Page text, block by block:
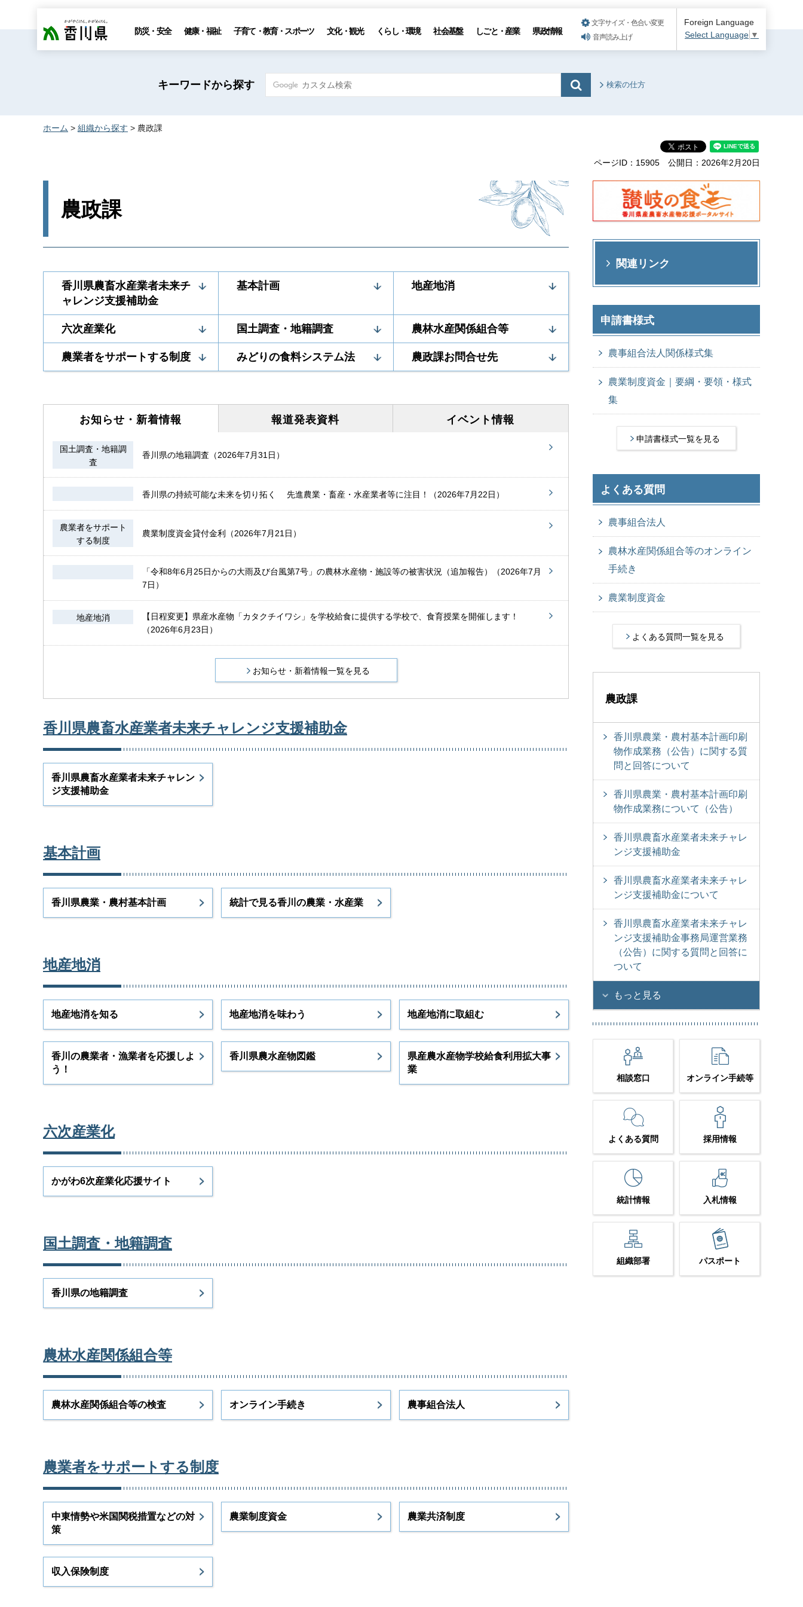
香川県 防災・安全 健康・福祉 子育て・教育・スポーツ 文化・観光 くらし・環境 社会基盤 しごと・産業 県政情報
文字サイズ・色合い変更
音声読み上げ
Foreign Language
Select Language ▼
キーワードから探す 検索の仕方
ホーム > 組織から探す > 農政課
ページID：15905 公開日：2026年2月20日
農政課
香川県農畜水産業者未来チ
ャレンジ支援補助金
基本計画 地産地消
六次産業化 国土調査・地籍調査 農林水産関係組合等
農業者をサポートする制度 みどりの食料システム法 農政課お問合せ先
お知らせ・ 新着情報
国土調査・地籍調
査
香川県の地籍調査（2026年7月31日）
香川県の持続可能な未来を切り拓く 先進農業・畜産・水産業者等に注目！（2026年7月22日）
農業者をサポート
する制度
農業制度資金貸付金利（2026年7月21日）
「令和8年6月25日からの大雨及び台風第7号」の農林水産物・施設等の被害状況（追加報告）（2026年7月
7日）
地産地消
【日程変更】県産水産物「カタクチイワシ」を学校給食に提供する学校で、食育授業を開催します！
（2026年6月23日）
お知らせ・新着情報一覧を見る
報道発表資料 イベント情報
香川県農畜水産業者未来チャレンジ支援補助金
香川県農畜水産業者未来チャレン
ジ支援補助金
基本計画
香川県農業・農村基本計画 統計で見る香川の農業・水産業
地産地消
地産地消を知る 地産地消を味わう 地産地消に取組む
香川の農業者・漁業者を応援しよ
う！
香川県農水産物図鑑
県産農水産物学校給食利用拡大事
業
六次産業化
かがわ6次産業化応援サイト
国土調査・地籍調査
香川県の地籍調査
農林水産関係組合等
農林水産関係組合等の検査 オンライン手続き 農事組合法人
農業者をサポートする制度
中東情勢や米国関税措置などの対
策
農業制度資金 農業共済制度
収入保険制度
関連リンク
申請書様式
農事組合法人関係様式集
農業制度資金｜要綱・要領・様式
集
申請書様式一覧を見る
よくある質問
農事組合法人
農林水産関係組合等のオンライン
手続き
農業制度資金
よくある質問一覧を見る
農政課
香川県農業・農村基本計画印刷
物作成業務（公告）に関する質
問と回答について
香川県農業・農村基本計画印刷
物作成業務について（公告）
香川県農畜水産業者未来チャレ
ンジ支援補助金
香川県農畜水産業者未来チャレ
ンジ支援補助金について
香川県農畜水産業者未来チャレ
ンジ支援補助金事務局運営業務
（公告）に関する質問と回答に
ついて
もっと見る
相談窓口 オンライン手続等
よくある質問 採用情報
統計情報 入札情報
組織部署 パスポート